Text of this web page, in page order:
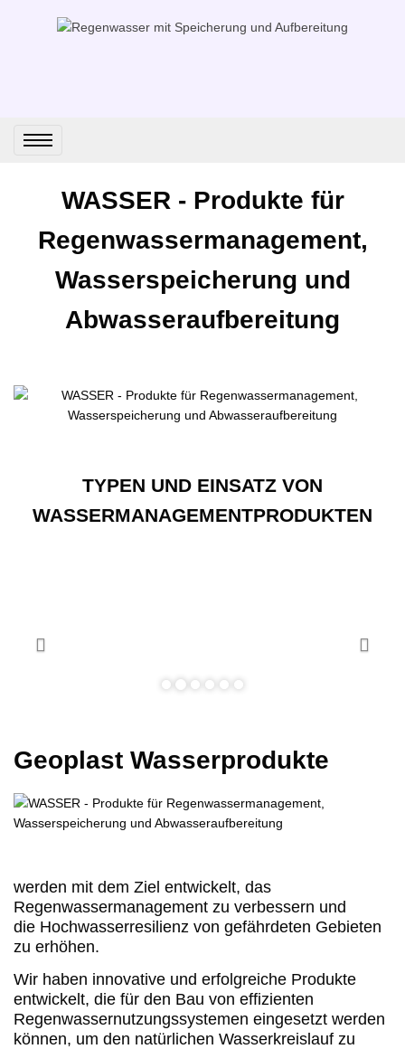
WASSER - Produkte für
Regenwassermanagement,
Wasserspeicherung und
Abwasseraufbereitung
TYPEN UND EINSATZ VON
WASSERMANAGEMENTPRODUKTEN
Geoplast Wasserprodukte
werden mit dem Ziel entwickelt, das
Regenwassermanagement zu verbessern und
die Hochwasserresilienz von gefährdeten Gebieten
zu erhöhen.
Wir haben innovative und erfolgreiche Produkte
entwickelt, die für den Bau von effizienten
Regenwassernutzungssystemen eingesetzt werden
können, um den natürlichen Wasserkreislauf zu